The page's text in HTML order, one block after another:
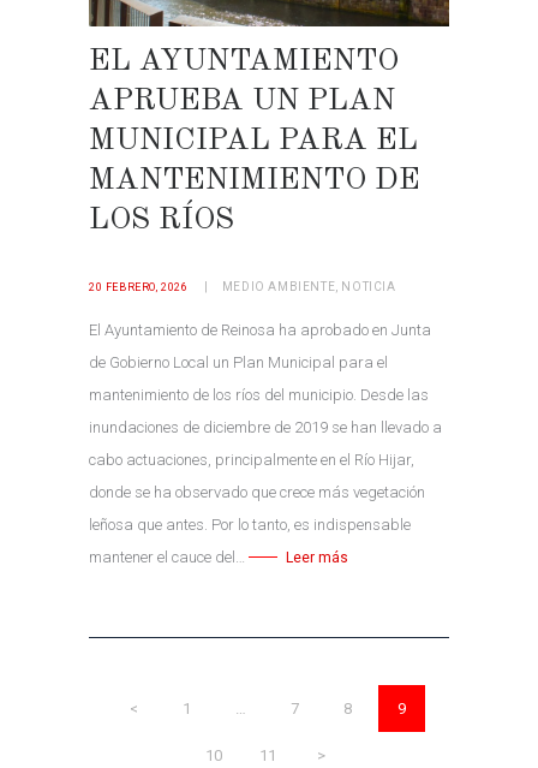
EL AYUNTAMIENTO
APRUEBA UN PLAN
MUNICIPAL PARA EL
MANTENIMIENTO DE
LOS RÍOS
20 FEBRERO, 2026 MEDIO AMBIENTE NOTICIA
El Ayuntamiento de Reinosa ha aprobado en Junta
de Gobierno Local un Plan Municipal para el
mantenimiento de los ríos del municipio. Desde las
inundaciones de diciembre de 2019 se han llevado a
cabo actuaciones, principalmente en el Río Hijar,
donde se ha observado que crece más vegetación
leñosa que antes. Por lo tanto, es indispensable
mantener el cauce del…
Leer más
< PÁGINA
1 PÁGINA
7 PÁGINA
8 PÁGINA
9
PÁGINA
10 PÁGINA
11 >